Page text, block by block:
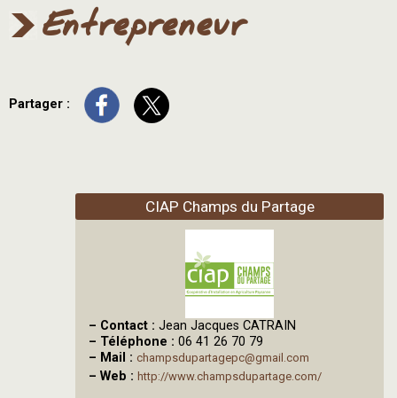
Entrepreneur
Partager :
CIAP Champs du Partage
– Contact : Jean Jacques CATRAIN
– Téléphone : 06 41 26 70 79
– Mail : champsdupartagepc@gmail.com
– Web : http://www.champsdupartage.com/